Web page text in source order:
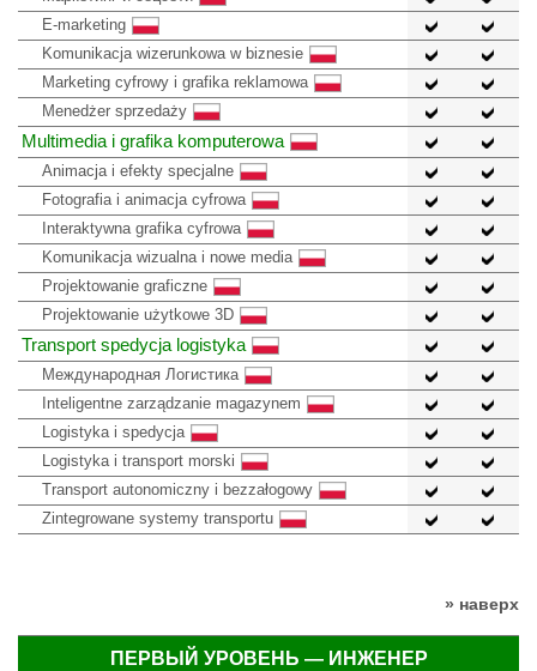
E-marketing
Komunikacja wizerunkowa w biznesie
Marketing cyfrowy i grafika reklamowa
Menedżer sprzedaży
Multimedia i grafika komputerowa
Animacja i efekty specjalne
Fotografia i animacja cyfrowa
Interaktywna grafika cyfrowa
Komunikacja wizualna i nowe media
Projektowanie graficzne
Projektowanie użytkowe 3D
Transport spedycja logistyka
Международная Логистика
Inteligentne zarządzanie magazynem
Logistyka i spedycja
Logistyka i transport morski
Transport autonomiczny i bezzałogowy
Zintegrowane systemy transportu
» наверх
ПЕРВЫЙ УРОВЕНЬ — ИНЖЕНЕР